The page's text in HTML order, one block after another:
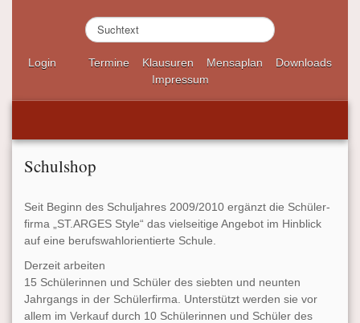
S
u
c
n
.
Login Termine Klausuren Mensaplan
Downloads
Impressum
Schulshop
Seit Beginn des Schuljahres 2009/2010 ergänzt die Schüler-
firma „ST.ARGES Style“ das vielseitige Angebot im Hinblick
auf eine berufswahlorientierte Schule.
Derzeit arbeiten
15 Schülerinnen und Schüler des siebten und neunten
Jahrgangs in der Schülerfirma. Unterstützt werden sie vor
allem im Verkauf durch 10 Schülerinnen und Schüler des